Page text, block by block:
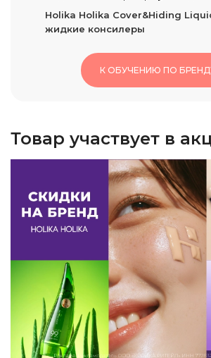
Holika Holika Cover&Hiding
жидкие консилеры
К ОБУЧЕНИЮ ПО
Товар участвует в